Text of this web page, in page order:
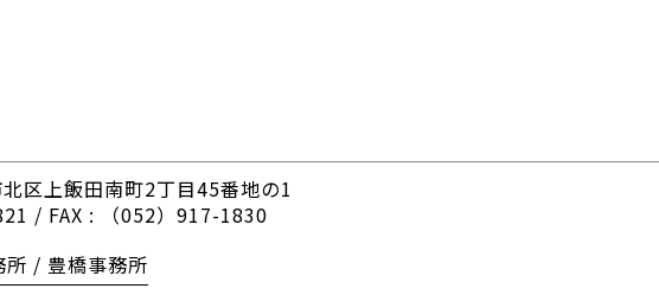
区上飯田南町2丁目45番地の1
/ FAX : （052）917-1830
/ 豊橋事務所